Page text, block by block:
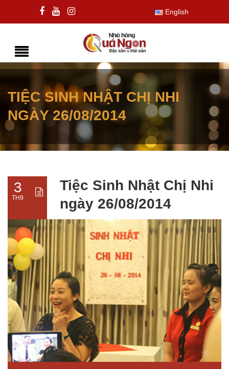
English
TIỆC SINH NHẬT CHỊ NHI
NGÀY 26/08/2014
3
TH9
Tiệc Sinh Nhật Chị Nhi
ngày 26/08/2014